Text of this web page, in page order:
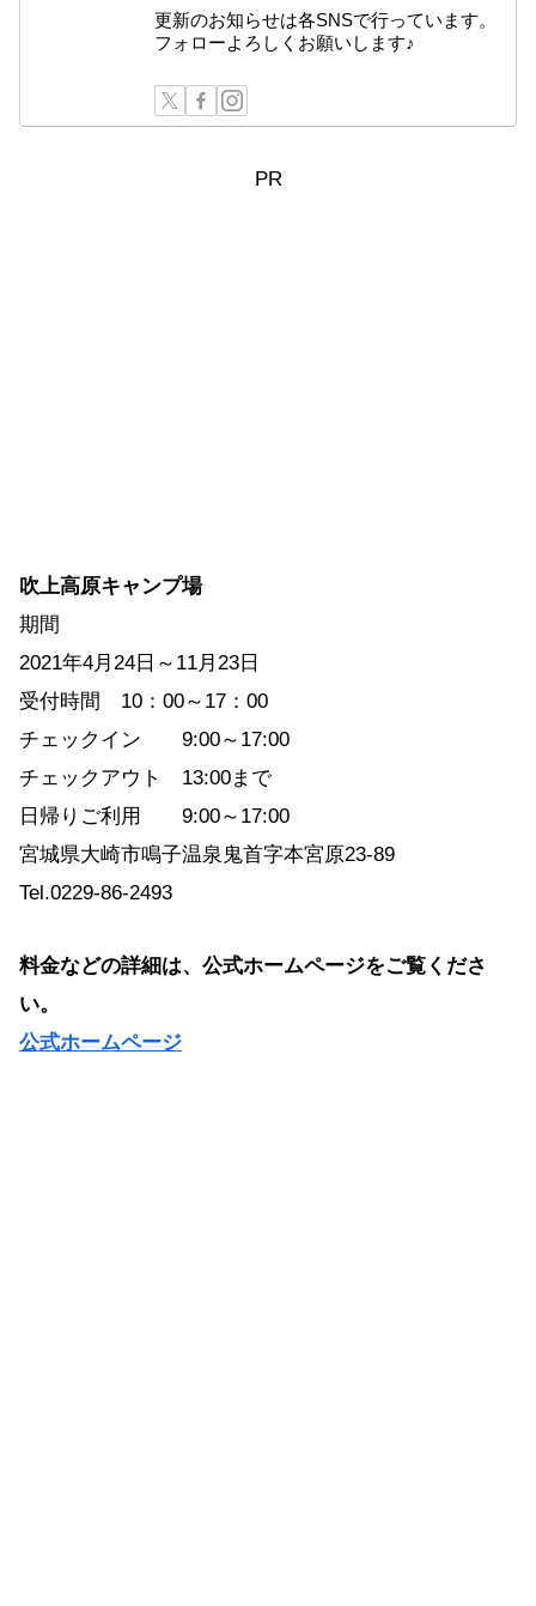
更新のお知らせは各SNSで行っています。
フォローよろしくお願いします♪
PR
吹上高原キャンプ場
期間
2021年4月24日～11月23日
受付時間 10：00～17：00
チェックイン 9:00～17:00
チェックアウト 13:00まで
日帰りご利用 9:00～17:00
宮城県大崎市鳴子温泉鬼首字本宮原23-89
Tel.0229-86-2493
料金などの詳細は、公式ホームページをご覧くださ
い。
公式ホームページ